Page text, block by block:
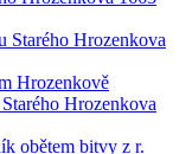
Starého Hrozenkova
Hrozenkově
Hrozenkova
obětem bitvy z r.